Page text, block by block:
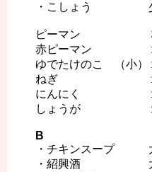
・こしょう
ピーマン ３コ
赤ピーマン １/
ゆでたけのこ （小）
ねぎ １/
にんにく １/
しょうが １
B
・チキンスープ
・紹興酒 大さ